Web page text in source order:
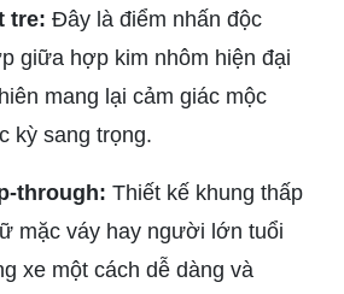
tre: Đây là điểm nhấn độc
giữa hợp kim nhôm hiện đại
mang lại cảm giác mộc
kỳ sang trọng.
through: Thiết kế khung thấp
mặc váy hay người lớn tuổi
xe một cách dễ dàng và